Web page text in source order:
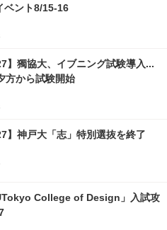
ベント8/15-16
】獨協大、イブニング試験導入...
方から試験開始
】神戸大「志」特別選抜を終了
College of Design」入試攻